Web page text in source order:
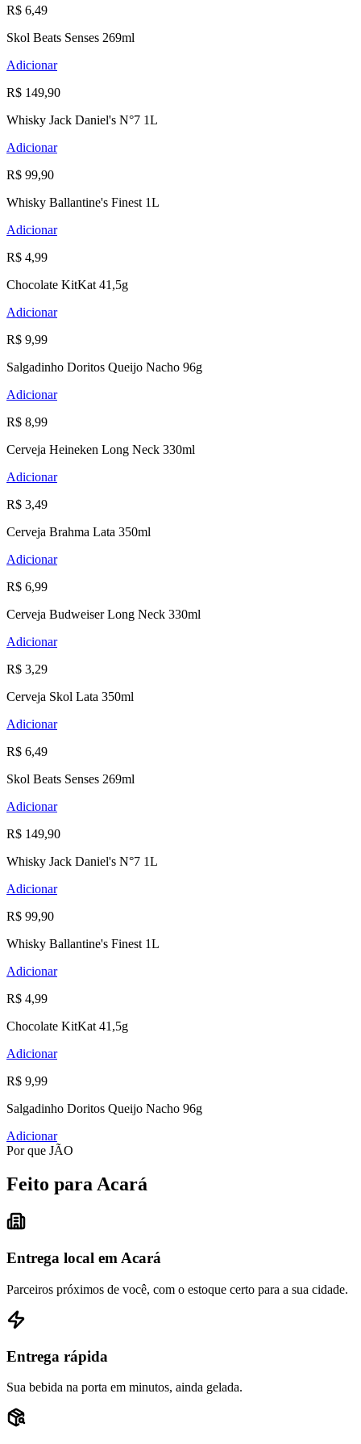
R$ 6,49
Skol Beats Senses 269ml
Adicionar
R$ 149,90
Whisky Jack Daniel's N°7 1L
Adicionar
R$ 99,90
Whisky Ballantine's Finest 1L
Adicionar
R$ 4,99
Chocolate KitKat 41,5g
Adicionar
R$ 9,99
Salgadinho Doritos Queijo Nacho 96g
Adicionar
R$ 8,99
Cerveja Heineken Long Neck 330ml
Adicionar
R$ 3,49
Cerveja Brahma Lata 350ml
Adicionar
R$ 6,99
Cerveja Budweiser Long Neck 330ml
Adicionar
R$ 3,29
Cerveja Skol Lata 350ml
Adicionar
R$ 6,49
Skol Beats Senses 269ml
Adicionar
R$ 149,90
Whisky Jack Daniel's N°7 1L
Adicionar
R$ 99,90
Whisky Ballantine's Finest 1L
Adicionar
R$ 4,99
Chocolate KitKat 41,5g
Adicionar
R$ 9,99
Salgadinho Doritos Queijo Nacho 96g
Adicionar
Por que JÃO
Feito para Acará
Entrega local em Acará
Parceiros próximos de você, com o estoque certo para a sua cidade.
Entrega rápida
Sua bebida na porta em minutos, ainda gelada.